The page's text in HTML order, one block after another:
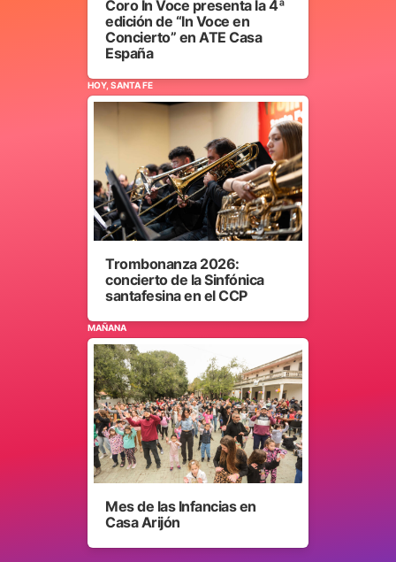
Coro In Voce presenta la 4ª
edición de “In Voce en
Concierto” en ATE Casa
España
HOY, SANTA FE
Trombonanza 2026:
concierto de la Sinfónica
santafesina en el CCP
MAÑANA
Mes de las Infancias en
Casa Arijón